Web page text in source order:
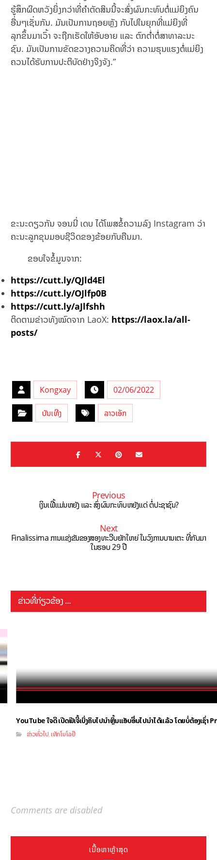
ຮູ້ສຶກ​ຜິດ​ຫວັງ​ຍິ່ງກວ່າ​ທີ່​ຄຳ​ຕັດສິນ​ນີ້​ຈະ​ສົ່ງ​ຜົນ​ກະທົບ​ຕໍ່​ແມ່ຍິງ​ຄົນ​
ອື່ນໆ​ເຊັ່ນ​ກັນ. ມັນເປັນການຖອຍຫຼັງ ກັບໄປໃນຍຸກທີ່ແມ່ຍິງທີ່
ລຸກຂຶ້ນມາເວົ້າ ຈະຖືກເຮັດໃຫ້ອັບອາຍ ແລະ ຕົກຕໍ່າຕໍ່ສາທາລະນະ
ຊົນ. ມັນເປັນການຂັດຂວາງຄວາມຄິດທີ່ວ່າ ຄວາມຮຸນແຮງຕໍ່ແມ່ຍິງ
ຄວນໄດ້ຮັບການປະຕິບັດຢ່າງຈິງຈັງ.”
ຂະນະດຽວກັນ ຈອນນີ່ ເດບ ໄດ້ໂພສຂໍ້ຄວາມລົງ Instagram ວ່າ
ຄະນະລູກຂຸນມອບຊີວິດຂອງຂ້ອຍກັບຄືນມາ.
ຂອບໃຈຂໍ້ມູນຈາກ:
https://cutt.ly/QJld4El
https://cutt.ly/OJlfp0B
https://cutt.ly/aJlfshh
ຕິດຕາມຂ່າວທັງໝົດຈາກ LaoX: https://laox.la/all-
posts/
Kongxay 02/06/2022
ບັນເທີງ ລາວເອັກ
Previous
ເງິນເຟີ້ແມ່ນຫຍັງ ແລະ ສົ່ງຜົນກະທົບຫຍັງແດ່ ຕໍ່ປະຊາຊົນ?
Next
Finalissima ການແຂ່ງຂັນຂອງສອງທະວີບຍັກໃຫຍ່ ໃນວົງການບານເຕະ ທີ່ກັບມາ
ໃນຮອບ 29 ປີ
ຂ່າວທີ່ກ່ຽວຂ້ອງ ...
YouTube ໃຈດີ ເປີດຟີເຈີ້ເບິ່ງຄິບໄປນຳຫຼິ້ນແອັບອື່ນໄປນຳໄດ້ແລ້ວ ໂດຍບໍ່ຕ້ອງເຊົ່າ
ຂ່າວທົ່ວໄປ ,ເທັກໂນໂລຢີ
Comments are disabled
ເນື້ອຫາຫຼ້າສຸດ